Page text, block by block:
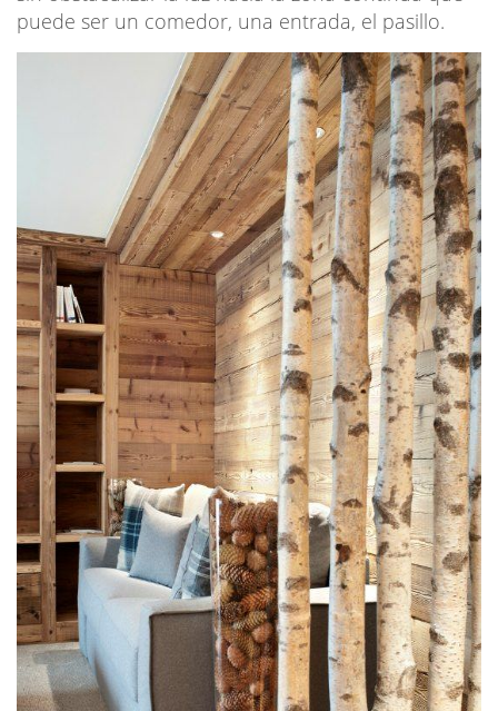
puede ser un comedor, una entrada, el pasillo.